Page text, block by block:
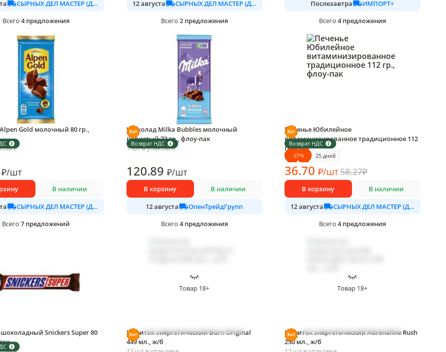
СЫРНЫХ ДЕЛ МАСТЕР (ДАЛИМО)
Всего 4 предложения
12 августа
СЫРНЫХ ДЕЛ МАСТЕР (ДАЛИМО)
Всего 2 предложения
Послезавтра
ИМПОРТ+
Всего 4 предложения
Gold молочный 80 гр.,
₽/шт
В наличии
СЫРНЫХ ДЕЛ МАСТЕР (ДАЛИМО)
Всего 7 предложений
Возврат НДС
Шоколад Milka Bubbles молочный
пористый 72 гр., флоу-пак
1 шт в упаковке
120.89 ₽/шт
В корзину В наличии
12 августа
ОпенТрейдГрупп
Всего 4 предложения
Возврат НДС
-37% 25 дней
Печенье Юбилейное
витаминизированное традиционное 112
гр., флоу-пак
1 шт в упаковке
36.70 ₽/шт58.27₽
В корзину В наличии
12 августа
СЫРНЫХ ДЕЛ МАСТЕР (ДАЛИМО)
Всего 4 предложения
Snickers Super 80
Товар 18+
Напиток энергетический Burn Original
449 мл., ж/б
Товар 18+
Напиток энергетический Adrenaline Rush
250 мл., ж/б